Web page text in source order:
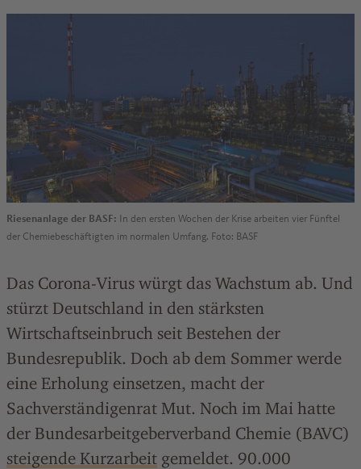
Riesenanlage der BASF: In den ersten Wochen der Krise arbeiten vier Fünftel
der Chemiebeschäftigten im normalen Umfang. Foto: BASF
Das Corona-Virus würgt das Wachstum ab. Und
stürzt Deutschland in den stärksten
Wirtschaftseinbruch seit Bestehen der
Bundesrepublik. Doch ab dem Sommer werde
eine Erholung einsetzen, macht der
Sachverständigenrat Mut. Noch im Mai hatte
der Bundesarbeitgeberverband Chemie (BAVC)
steigende Kurzarbeit gemeldet. 90.000